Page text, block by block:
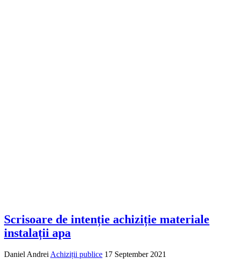
Scrisoare de intenție achiziție materiale
instalații apa
Daniel Andrei Achiziții publice 17 September 2021